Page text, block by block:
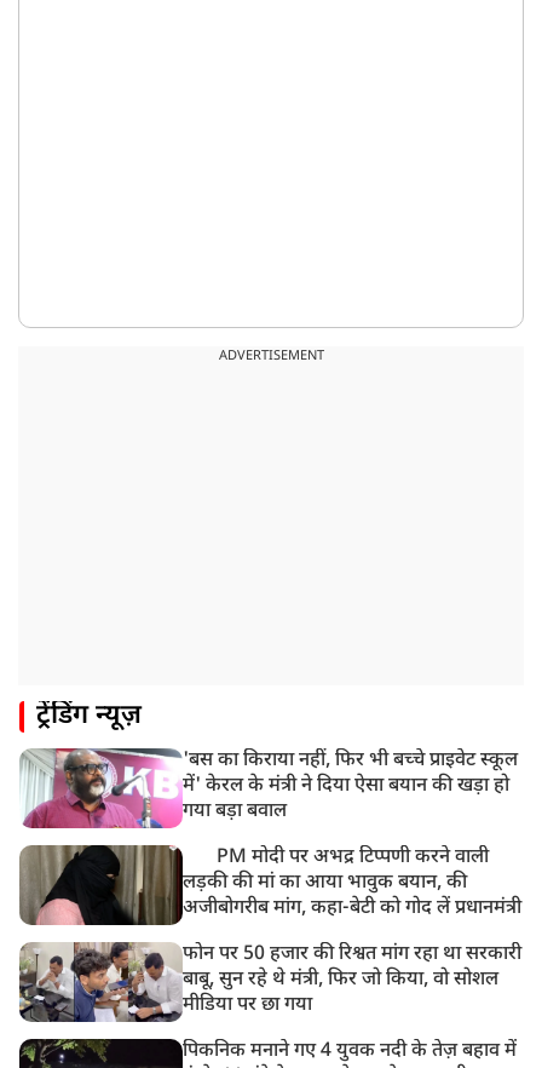
ADVERTISEMENT
ट्रेंडिंग न्यूज़
'बस का किराया नहीं, फिर भी बच्चे प्राइवेट स्कूल
में' केरल के मंत्री ने दिया ऐसा बयान की खड़ा हो
गया बड़ा बवाल
PM मोदी पर अभद्र टिप्पणी करने वाली
लड़की की मां का आया भावुक बयान, की
अजीबोगरीब मांग, कहा-बेटी को गोद लें प्रधानमंत्री
फोन पर 50 हजार की रिश्वत मांग रहा था सरकारी
बाबू, सुन रहे थे मंत्री, फिर जो किया, वो सोशल
मीडिया पर छा गया
पिकनिक मनाने गए 4 युवक नदी के तेज़ बहाव में